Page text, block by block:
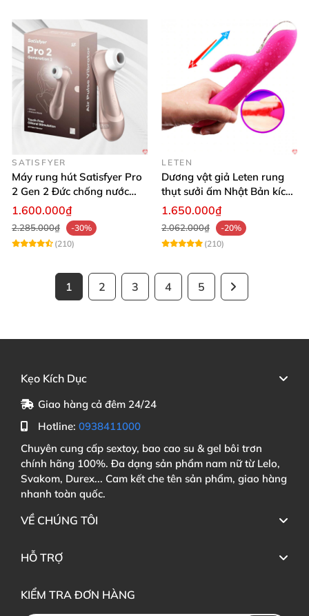
SATISFYER
Máy rung hút Satisfyer Pro
2 Gen 2 Đức chống nước
massage điểm G sạc pin
1.600.000₫
2.285.000₫
-30%
(210)
LETEN
Dương vật giả Leten rung
thụt sưởi ấm Nhật Bản kích
thích điểm G
1.650.000₫
2.062.000₫
-20%
(210)
1 2 3 4 5
Kẹo Kích Dục
Giao hàng cả đêm 24/24
Hotline: 0938411000
Chuyên cung cấp sextoy, bao cao su & gel bôi trơn
chính hãng 100%. Đa dạng sản phẩm nam nữ từ Lelo,
Svakom, Durex... Cam kết che tên sản phẩm, giao hàng
nhanh toàn quốc.
VỀ CHÚNG TÔI
HỖ TRỢ
KIỂM TRA ĐƠN HÀNG